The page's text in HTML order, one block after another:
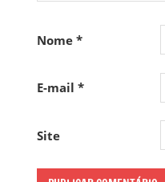
Nome*
E-mail*
Site